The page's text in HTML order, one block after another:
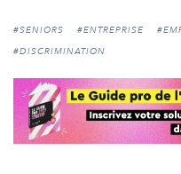
#SENIORS #ENTREPRISE
#DISCRIMINATION